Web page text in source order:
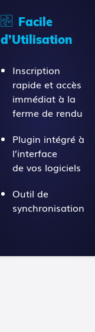
Facile
d’Utilisation
Inscription
rapide et accès
immédiat à la
ferme de rendu
Plugin intégré à
l’interface
de vos logiciels
Outil de
synchronisation